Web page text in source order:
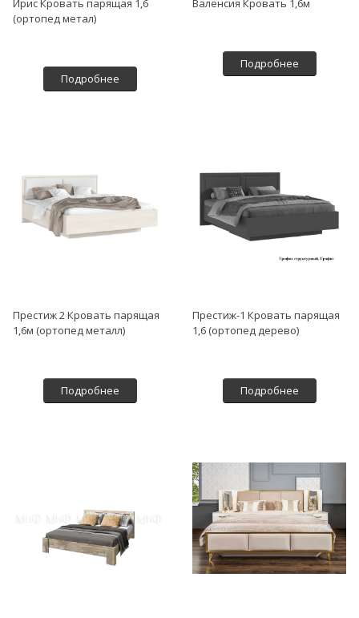
Ирис Кровать парящая 1,6
(ортопед метал)
Подробнее
Валенсия Кровать 1,6м
Подробнее
Престиж 2 Кровать парящая
1,6м (ортопед металл)
Подробнее
Престиж-1 Кровать парящая
1,6 (ортопед дерево)
Подробнее